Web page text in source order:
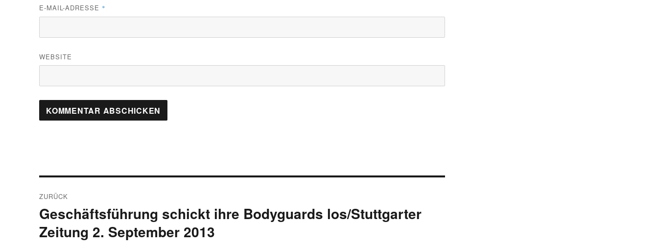
E-MAIL-ADRESSE *
WEBSITE
ZURÜCK
Vorheriger
Beitrag:
Geschäftsführung schickt ihre Bodyguards los/Stuttgarter
Zeitung 2. September 2013